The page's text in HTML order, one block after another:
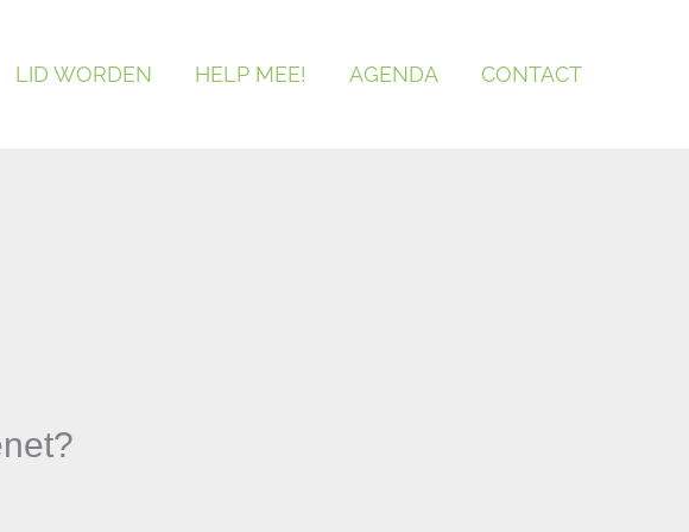
LID WORDEN HELP MEE! AGENDA CONTACT